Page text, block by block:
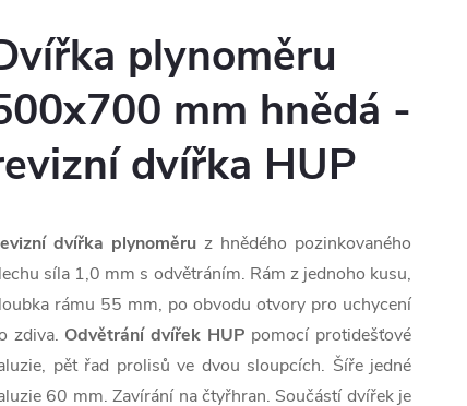
plynoměru
mm hnědá -
dvířka HUP
dvířka plynoměru z hnědého pozinkovaného
síla 1,0 mm s odvětráním. Rám z jednoho kusu,
rámu 55 mm, po obvodu otvory pro uchycení
zdiva. Odvětrání dvířek HUP pomocí protidešťové
pět řad prolisů ve dvou sloupcích. Šíře jedné
60 mm. Zavírání na čtyřhran. Součástí dvířek je